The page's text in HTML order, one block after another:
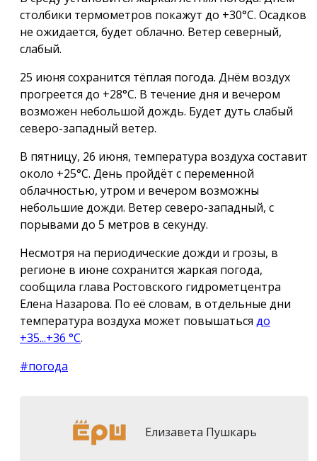
столбики термометров покажут до +30°С. Осадков
не ожидается, будет облачно. Ветер северный,
слабый.
25 июня сохранится тёплая погода. Днём воздух
прогреется до +28°С. В течение дня и вечером
возможен небольшой дождь. Будет дуть слабый
северо-западный ветер.
В пятницу, 26 июня, температура воздуха составит
около +25°С. День пройдёт с переменной
облачностью, утром и вечером возможны
небольшие дожди. Ветер северо-западный, с
порывами до 5 метров в секунду.
Несмотря на периодические дожди и грозы, в
регионе в июне сохранится жаркая погода,
сообщила глава Ростовского гидрометцентра
Елена Назарова. По её словам, в отдельные дни
температура воздуха может повышаться до
+35...+36 °С.
#погода
Елизавета Пушкарь